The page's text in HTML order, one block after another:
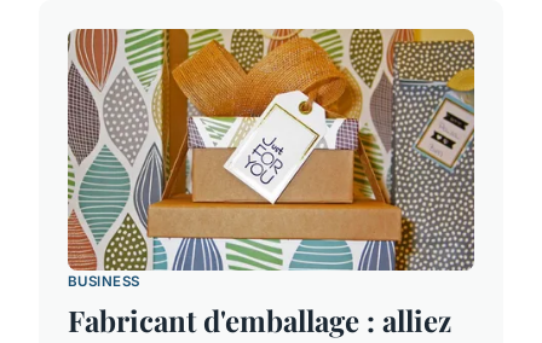
BUSINESS
Fabricant d'emballage : alliez